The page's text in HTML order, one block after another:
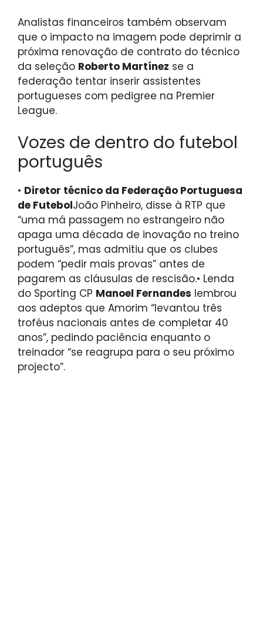
Analistas financeiros também observam
que o impacto na imagem pode deprimir a
próxima renovação de contrato do técnico
da seleção Roberto Martínez se a
federação tentar inserir assistentes
portugueses com pedigree na Premier
League.
Vozes de dentro do futebol
português
• Diretor técnico da Federação Portuguesa
de FutebolJoão Pinheiro, disse à RTP que
“uma má passagem no estrangeiro não
apaga uma década de inovação no treino
português”, mas admitiu que os clubes
podem “pedir mais provas” antes de
pagarem as cláusulas de rescisão.• Lenda
do Sporting CP Manoel Fernandes lembrou
aos adeptos que Amorim “levantou três
troféus nacionais antes de completar 40
anos”, pedindo paciência enquanto o
treinador “se reagrupa para o seu próximo
projecto”.